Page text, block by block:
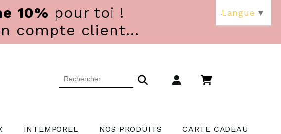
10% pour toi !
compte client...
INTEMPOREL NOS PRODUITS CARTE CADEAU
Langue ▼